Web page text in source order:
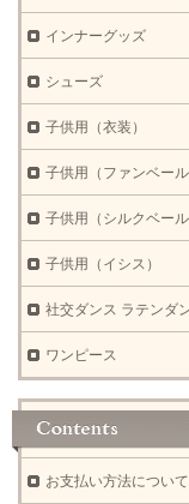
インナーグッズ
シューズ
子供用（衣装）
子供用（ファンベール
子供用（シルクベール
子供用（イシス）
社交ダンス ラテンダ
ワンピース
お支払い方法について